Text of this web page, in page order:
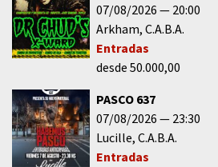
07/08/2026
20:00
Arkham C.A.B.A.
Entradas
desde 50.000,00
PASCO 637
07/08/2026
23:30
Lucille C.A.B.A.
Entradas